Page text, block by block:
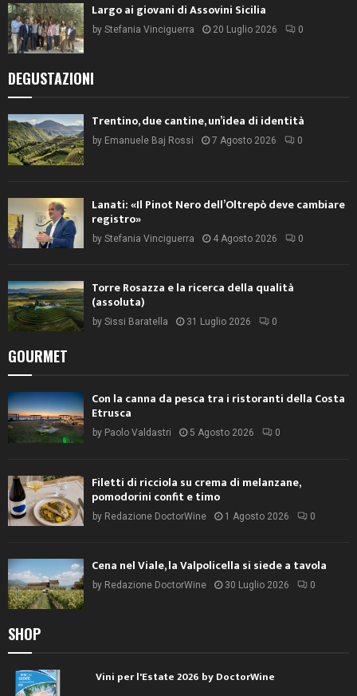
Largo ai giovani di Assovini Sicilia
by Stefania Vinciguerra 20 Luglio 2026 0
DEGUSTAZIONI
Trentino, due cantine, un’idea di identità
by Emanuele Baj Rossi 7 Agosto 2026 0
Lanati: «Il Pinot Nero dell’Oltrepò deve cambiare
registro»
by Stefania Vinciguerra 4 Agosto 2026 0
Torre Rosazza e la ricerca della qualità
(assoluta)
by Sissi Baratella 31 Luglio 2026 0
GOURMET
Con la canna da pesca tra i ristoranti della Costa
Etrusca
by Paolo Valdastri 5 Agosto 2026 0
Filetti di ricciola su crema di melanzane,
pomodorini confit e timo
by Redazione DoctorWine 1 Agosto 2026 0
Cena nel Viale, la Valpolicella si siede a tavola
by Redazione DoctorWine 30 Luglio 2026 0
SHOP
Vini per l'Estate 2026 by DoctorWine